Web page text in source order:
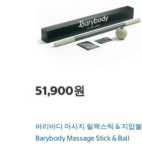
51,900원
바리바디 마사지 릴렉스틱 & 지압볼
Barybody Massage Stick & Ball